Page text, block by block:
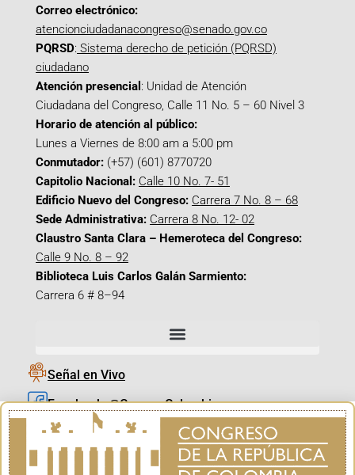
Correo electrónico:
atencionciudadanacongreso@senado.gov.co
PQRSD: Sistema derecho de petición (PQRSD)
ciudadano
Atención presencial : Unidad de Atención
Ciudadana del Congreso, Calle 11 No. 5 – 60 Nivel 3
Horario de atención al público:
Lunes a Viernes de 8:00 am a 5:00 pm
Conmutador: (+57) (601) 8770720
Capitolio Nacional: Calle 10 No. 7- 51
Edificio Nuevo del Congreso: Carrera 7 No. 8 – 68
Sede Administrativa: Carrera 8 No. 12- 02
Claustro Santa Clara – Hemeroteca del Congreso:
Calle 9 No. 8 – 92
Biblioteca Luis Carlos Galán Sarmiento:
Carrera 6 # 8–94
Señal en Vivo
Facebook_@CamaraColombia
Instagram_@CamaraColombia
X_@CamaraColombia